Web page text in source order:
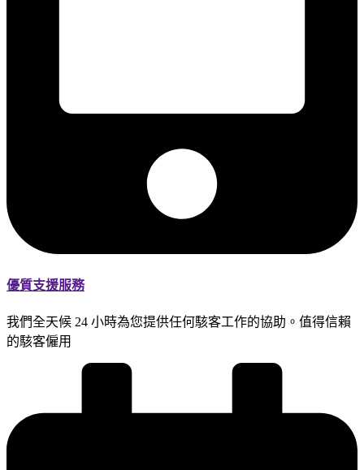
優質支援服務
我們全天候 24 小時為您提供任何駭客工作的協助。值得信賴
的駭客僱用